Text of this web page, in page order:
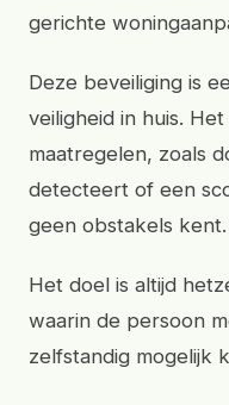
gerichte
Deze beveiliging is
veiligheid in huis.
maatregelen, zoals
detecteert of een
geen obstakels kent.
Het doel is altijd
waarin de persoon
zelfstandig mogelijk